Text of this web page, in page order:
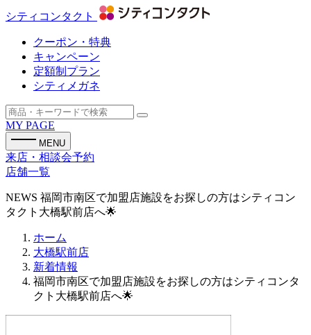
シティコンタクト
クーポン・特典
キャンペーン
定額制プラン
シティメガネ
MY PAGE
MENU
来店・相談会予約
店舗一覧
NEWS 福岡市南区で加盟店施設をお探しの方はシティコン
タクト大橋駅前店へ🌟
ホーム
大橋駅前店
新着情報
福岡市南区で加盟店施設をお探しの方はシティコンタ
クト大橋駅前店へ🌟